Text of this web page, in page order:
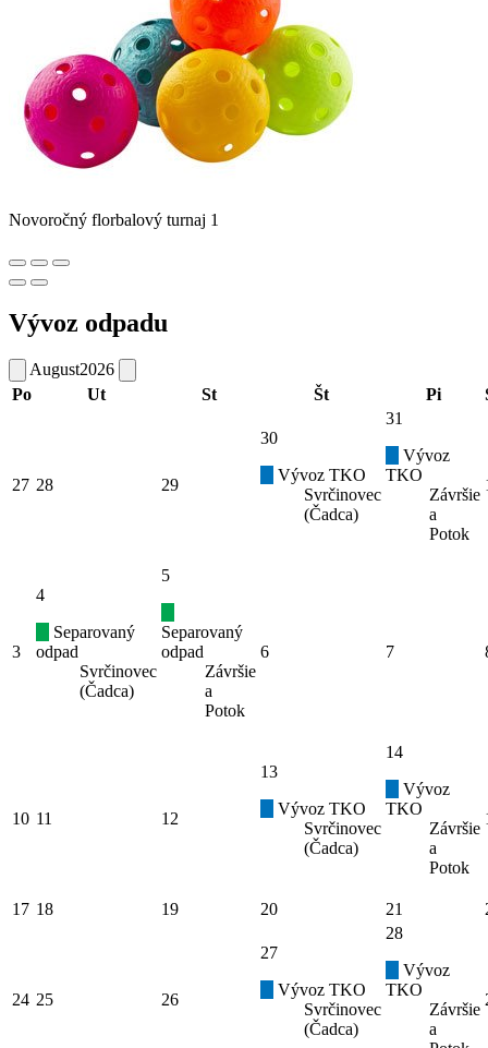
Novoročný florbalový turnaj 1
Vývoz odpadu
August2026
Po
Ut St Št Pi
27 28 29
30
Vývoz TKO
Svrčinovec
(Čadca)
31
Vývoz
TKO
Závršie
a
Potok
3
4
Separovaný
odpad
Svrčinovec
(Čadca)
5
Separovaný
odpad
Závršie
a
Potok
6 7
10 11 12
13
Vývoz TKO
Svrčinovec
(Čadca)
14
Vývoz
TKO
Závršie
a
Potok
17 18 19 20 21
24 25 26
27
Vývoz TKO
Svrčinovec
(Čadca)
28
Vývoz
TKO
Závršie
a